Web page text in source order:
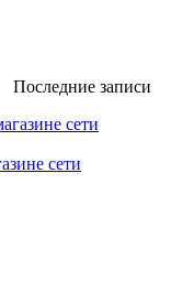
Последние записи
сети